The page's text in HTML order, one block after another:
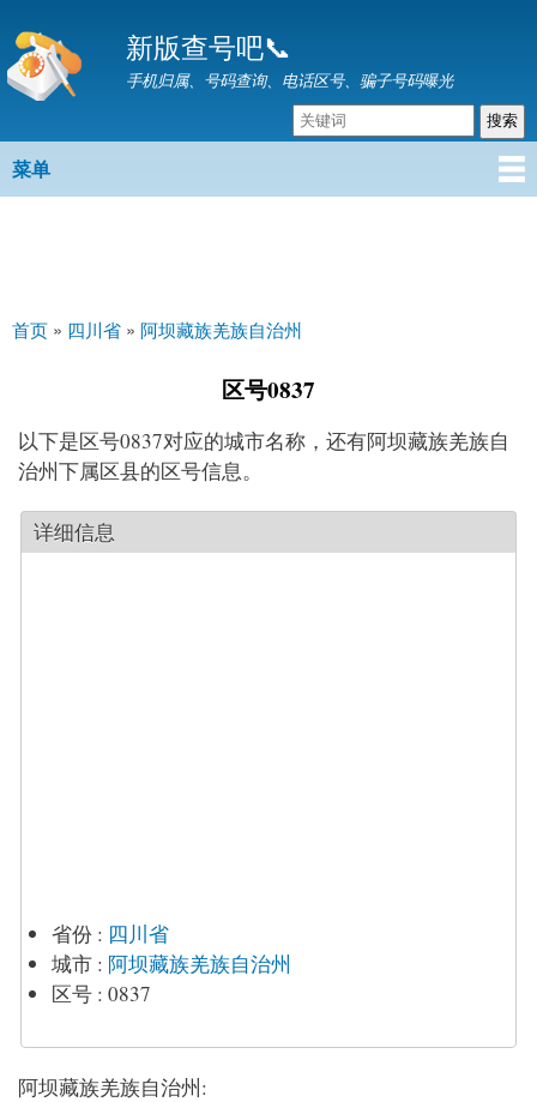
转
到
要
容
新版查号吧📞
手机归属、号码查询、电话区号、骗子号码曝光
主菜单
菜单
你在这里
首页 » 四川省 » 阿坝藏族羌族自治州
区号0837
以下是区号0837对应的城市名称，还有阿坝藏族羌族自
治州下属区县的区号信息。
详细信息
省份 : 四川省
城市 : 阿坝藏族羌族自治州
区号 : 0837
阿坝藏族羌族自治州: